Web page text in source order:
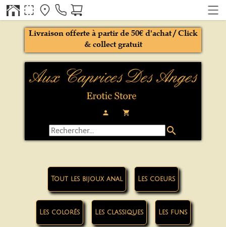
person local_grocery_store
Livraison offerte à partir de 50€ d'achat / Click
& collect gratuit
search
Tout les bijoux anal Les coeurs
Les colorés Les classiques Les funs